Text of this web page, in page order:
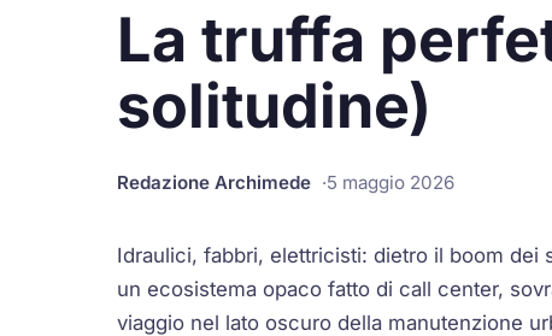
La truffa
solitudine)
Redazione Archimede 5 maggio 2026
Idraulici, fabbri, elettricisti: dietro il boom dei
un ecosistema opaco fatto di call center,
viaggio nel lato oscuro della manutenzione